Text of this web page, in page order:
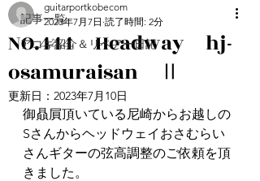
記事一覧
アコギ紹介＆リペアー日記
NO.444 Headway hj-
osamuraisan Ⅱ
guitarportkobecom
2023年7月7日 読了時間: 2分
更新日： 2023年7月10日
御贔屓頂いている尼崎からお越しの
Sさんからヘッドウェイおさむらい
さんギターの弦高調整のご依頼を頂
きました。